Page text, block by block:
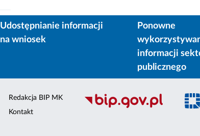
Udostępnianie informacji
na wniosek
Ponowne
informacji
publicznego
Redakcja BIP MK
Kontakt